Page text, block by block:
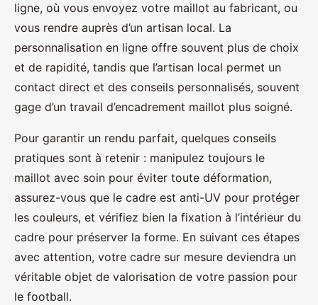
ligne, où vous envoyez votre maillot au fabricant, ou
vous rendre auprès d’un artisan local. La
personnalisation en ligne offre souvent plus de choix
et de rapidité, tandis que l’artisan local permet un
contact direct et des conseils personnalisés, souvent
gage d’un travail d’encadrement maillot plus soigné.
Pour garantir un rendu parfait, quelques conseils
pratiques sont à retenir : manipulez toujours le
maillot avec soin pour éviter toute déformation,
assurez-vous que le cadre est anti-UV pour protéger
les couleurs, et vérifiez bien la fixation à l’intérieur du
cadre pour préserver la forme. En suivant ces étapes
avec attention, votre cadre sur mesure deviendra un
véritable objet de valorisation de votre passion pour
le football.